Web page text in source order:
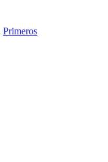
Primeros